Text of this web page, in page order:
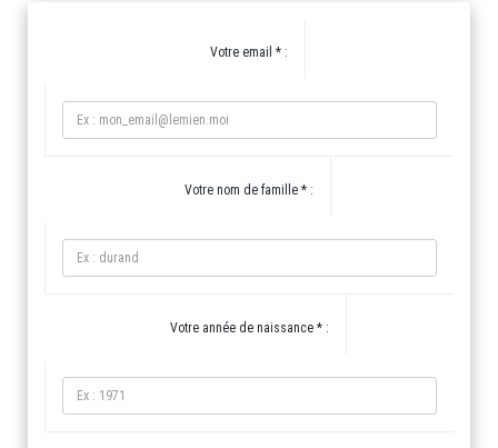
Votre email * :
Votre nom de famille * :
Votre année de naissance * :